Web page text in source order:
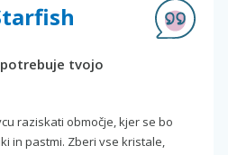
tvojo
raziskati območje, kjer se bo
in pastmi. Zberi vse kristale,